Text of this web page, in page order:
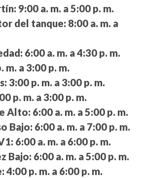
9:00 a. m. a 5:00 p. m.
del tanque: 8:00 a. m. a
6:00 a. m. a 4:30 p. m.
m. a 3:00 p. m.
3:00 p. m. a 3:00 p. m.
p. m. a 3:00 p. m.
Alto: 6:00 a. m. a 5:00 p. m.
Bajo: 6:00 a. m. a 7:00 p. m.
6:00 a. m. a 6:00 p. m.
Bajo: 6:00 a. m. a 5:00 p. m.
4:00 p. m. a 6:00 p. m.